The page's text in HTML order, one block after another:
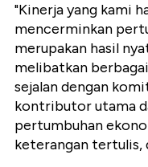
"Kinerja yang kami
mencerminkan
merupakan hasil
melibatkan
sejalan dengan
kontributor utama
pertumbuhan
keterangan tertulis,